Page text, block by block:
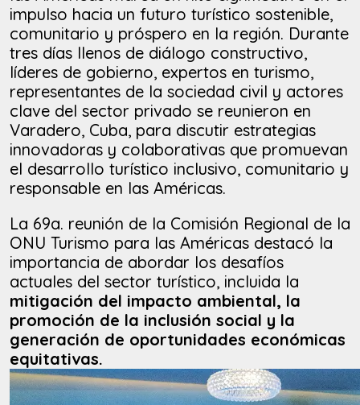
impulso hacia un futuro turístico sostenible,
comunitario y próspero en la región. Durante
tres días llenos de diálogo constructivo,
líderes de gobierno, expertos en turismo,
representantes de la sociedad civil y actores
clave del sector privado se reunieron en
Varadero, Cuba, para discutir estrategias
innovadoras y colaborativas que promuevan
el desarrollo turístico inclusivo, comunitario y
responsable en las Américas.
La 69a. reunión de la Comisión Regional de la
ONU Turismo para las Américas destacó la
importancia de abordar los desafíos
actuales del sector turístico, incluida la
mitigación del impacto ambiental, la
promoción de la inclusión social y la
generación de oportunidades económicas
equitativas.